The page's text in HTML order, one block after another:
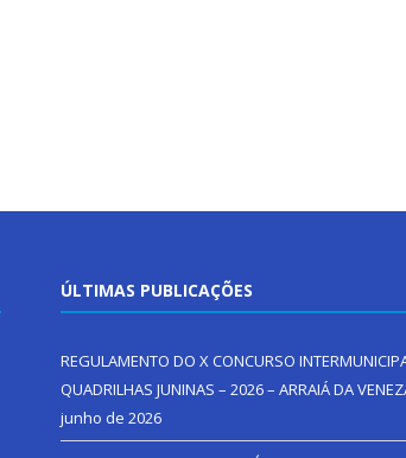
ÚLTIMAS PUBLICAÇÕES
REGULAMENTO DO X CONCURSO
QUADRILHAS JUNINAS – 2026 – ARRAIÁ DA
junho de 2026